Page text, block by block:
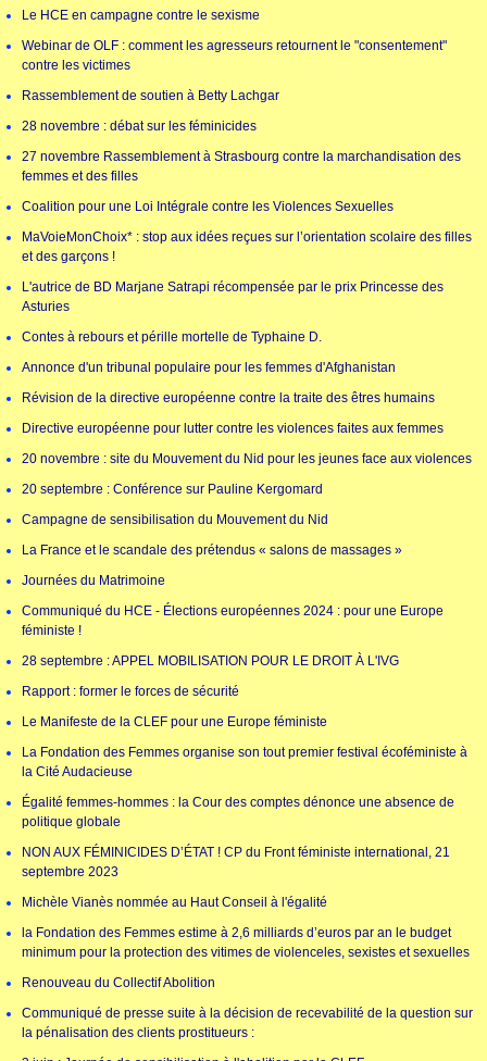
Le HCE en campagne contre le sexisme
Webinar de OLF : comment les agresseurs retournent le "consentement"
contre les victimes
Rassemblement de soutien à Betty Lachgar
28 novembre : débat sur les féminicides
27 novembre Rassemblement à Strasbourg contre la marchandisation des
femmes et des filles
Coalition pour une Loi Intégrale contre les Violences Sexuelles
MaVoieMonChoix* : stop aux idées reçues sur l’orientation scolaire des filles
et des garçons !
L'autrice de BD Marjane Satrapi récompensée par le prix Princesse des
Asturies
Contes à rebours et pérille mortelle de Typhaine D.
Annonce d'un tribunal populaire pour les femmes d'Afghanistan
Révision de la directive européenne contre la traite des êtres humains
Directive européenne pour lutter contre les violences faites aux femmes
20 novembre : site du Mouvement du Nid pour les jeunes face aux violences
20 septembre : Conférence sur Pauline Kergomard
Campagne de sensibilisation du Mouvement du Nid
La France et le scandale des prétendus « salons de massages »
Journées du Matrimoine
Communiqué du HCE - Élections européennes 2024 : pour une Europe
féministe !
28 septembre : APPEL MOBILISATION POUR LE DROIT À L'IVG
Rapport : former le forces de sécurité
Le Manifeste de la CLEF pour une Europe féministe
La Fondation des Femmes organise son tout premier festival écoféministe à
la Cité Audacieuse
Égalité femmes-hommes : la Cour des comptes dénonce une absence de
politique globale
NON AUX FÉMINICIDES D’ÉTAT ! CP du Front féministe international, 21
septembre 2023
Michèle Vianès nommée au Haut Conseil à l'égalité
la Fondation des Femmes estime à 2,6 milliards d’euros par an le budget
minimum pour la protection des vitimes de violenceles, sexistes et sexuelles
Renouveau du Collectif Abolition
Communiqué de presse suite à la décision de recevabilité de la question sur
la pénalisation des clients prostitueurs :